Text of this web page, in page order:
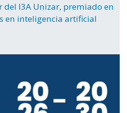
del I3A Unizar, premiado en
en inteligencia artificial